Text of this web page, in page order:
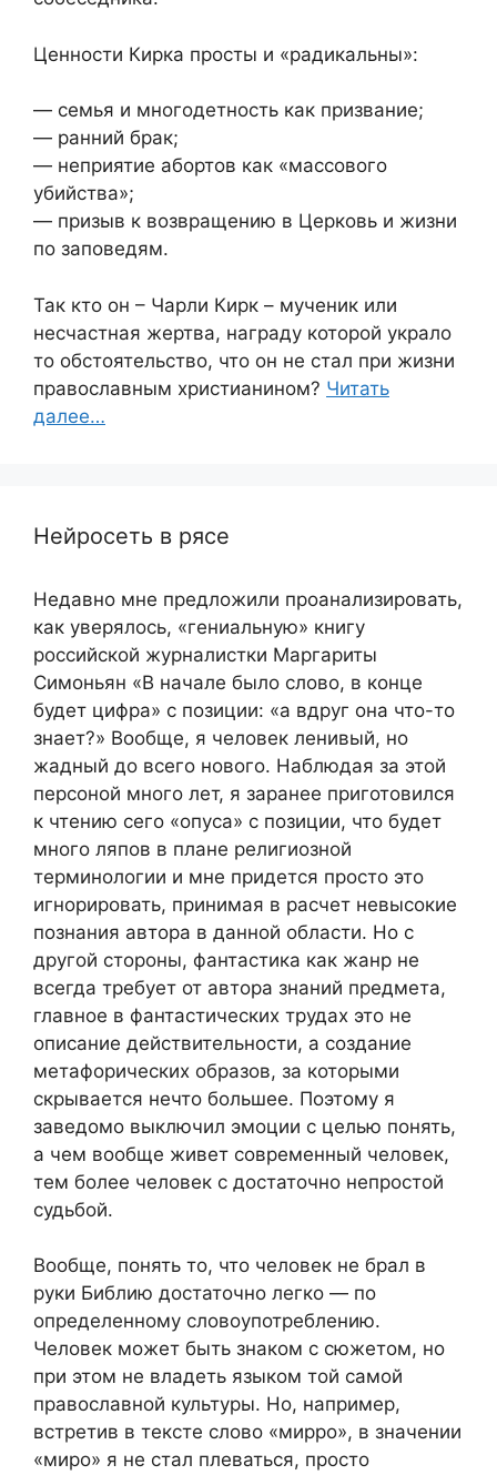
Ценности Кирка просты и «радикальны»:
— семья и многодетность как призвание;
— ранний брак;
— неприятие абортов как «массового
убийства»;
— призыв к возвращению в Церковь и жизни
по заповедям.
Так кто он – Чарли Кирк – мученик или
несчастная жертва, награду которой украло
то обстоятельство, что он не стал при жизни
православным христианином? Читать
далее…
Нейросеть в рясе
Недавно мне предложили проанализировать,
как уверялось, «гениальную» книгу
российской журналистки Маргариты
Симоньян «В начале было слово, в конце
будет цифра» с позиции: «а вдруг она что-то
знает?» Вообще, я человек ленивый, но
жадный до всего нового. Наблюдая за этой
персоной много лет, я заранее приготовился
к чтению сего «опуса» с позиции, что будет
много ляпов в плане религиозной
терминологии и мне придется просто это
игнорировать, принимая в расчет невысокие
познания автора в данной области. Но с
другой стороны, фантастика как жанр не
всегда требует от автора знаний предмета,
главное в фантастических трудах это не
описание действительности, а создание
метафорических образов, за которыми
скрывается нечто большее. Поэтому я
заведомо выключил эмоции с целью понять,
а чем вообще живет современный человек,
тем более человек с достаточно непростой
судьбой.
Вообще, понять то, что человек не брал в
руки Библию достаточно легко — по
определенному словоупотреблению.
Человек может быть знаком с сюжетом, но
при этом не владеть языком той самой
православной культуры. Но, например,
встретив в тексте слово «мирро», в значении
«миро» я не стал плеваться, просто